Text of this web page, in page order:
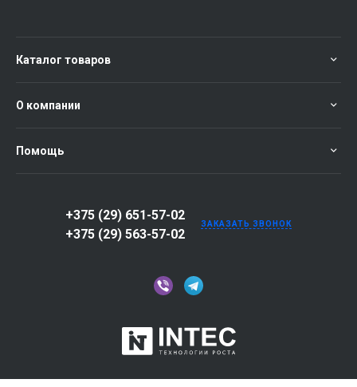
Каталог товаров
О компании
Помощь
+375 (29) 651-57-02
+375 (29) 563-57-02
ЗАКАЗАТЬ ЗВОНОК